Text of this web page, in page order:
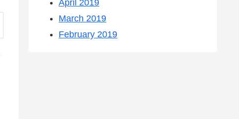
April 2019
March 2019
February 2019